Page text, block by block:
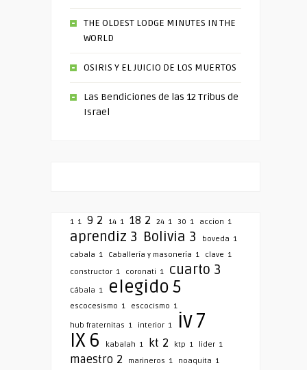
THE OLDEST LODGE MINUTES IN THE
WORLD
OSIRIS Y EL JUICIO DE LOS MUERTOS
Las Bendiciones de las 12 Tribus de
Israel
1 1 9 2 14 1 18 2 24 1 30 1 accion 1
aprendiz 3 Bolivia 3 boveda 1
cabala 1 Caballería y masonería 1 clave 1
constructor 1 coronati 1 cuarto 3
Cábala 1 elegido5
escocesismo 1 escocismo 1
hub fraternitas 1 interior 1 iv7
IX 6 kabalah 1 kt 2 ktp 1 lider 1
maestro 2 marineros 1 noaquita 1